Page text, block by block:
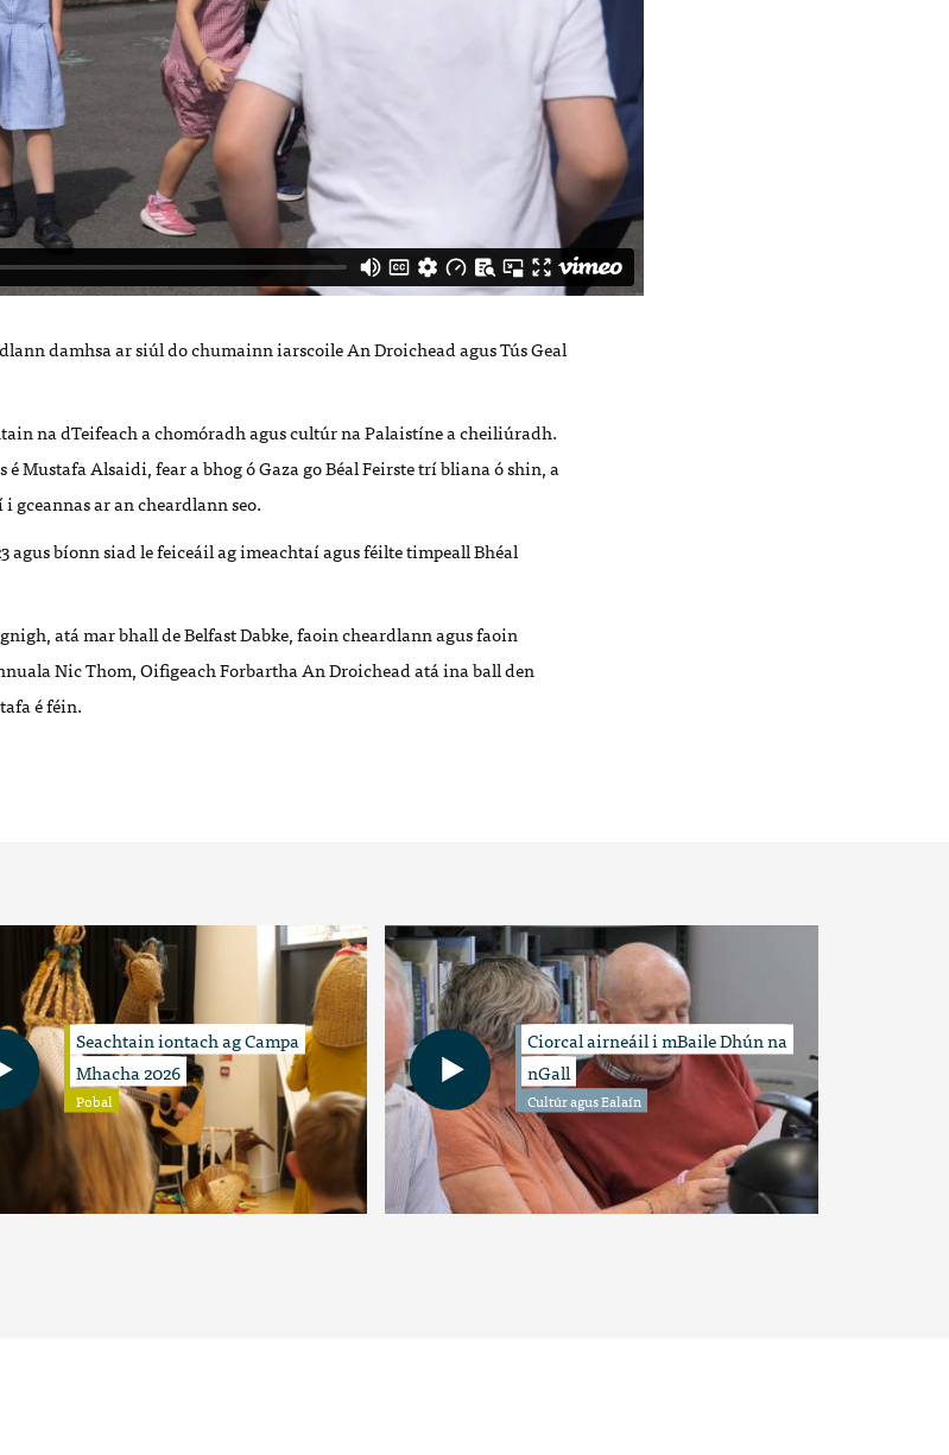
damhsa ar siúl do chumainn iarscoile An Droichead agus Tús Geal
na dTeifeach a chomóradh agus cultúr na Palaistíne a cheiliúradh.
é Mustafa Alsaidi, fear a bhog ó Gaza go Béal Feirste trí bliana ó shin, a
gceannas ar an cheardlann seo.
agus bíonn siad le feiceáil ag imeachtaí agus féilte timpeall Bhéal
atá mar bhall de Belfast Dabke, faoin cheardlann agus faoin
Nic Thom, Oifigeach Forbartha An Droichead atá ina ball den
é féin.
Seachtain iontach ag Campa
Mhacha 2026
Pobal
Ciorcal airneáil i mBaile Dhún na
nGall
Cultúr agus Ealaín